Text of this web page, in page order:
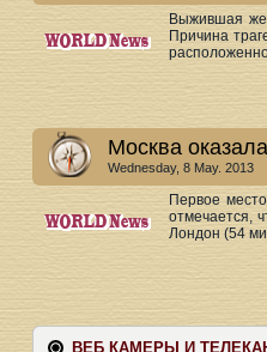
Выжившая
Причина
Москва
Wednesday, 8 May. 2013
Первое
отмечается,
Лондон (54